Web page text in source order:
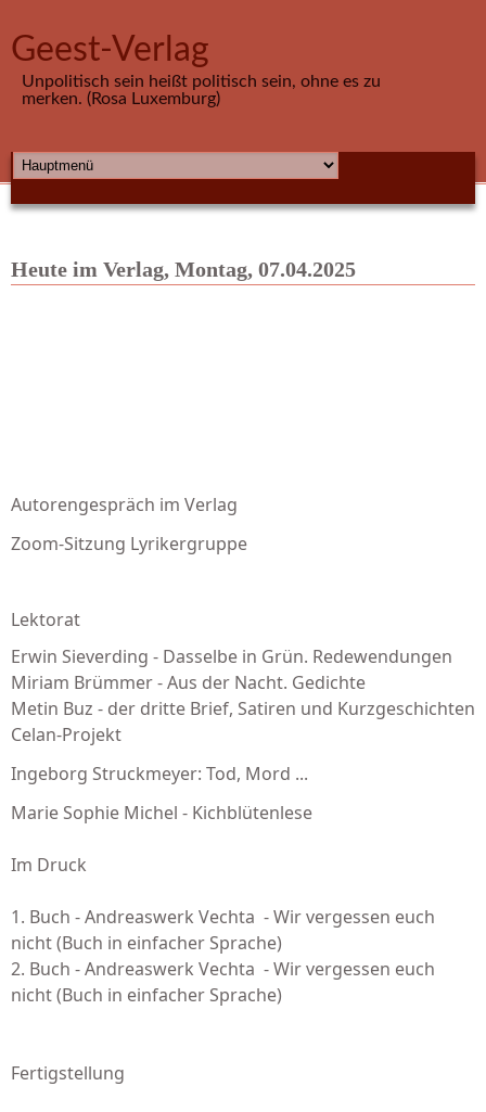
Geest-Verlag
Unpolitisch sein heißt politisch sein, ohne es zu
merken. (Rosa Luxemburg)
HAUPTMENÜ
Heute im Verlag, Montag, 07.04.2025
Autorengespräch im Verlag
Zoom-Sitzung Lyrikergruppe
Lektorat
Erwin Sieverding - Dasselbe in Grün. Redewendungen
Miriam Brümmer - Aus der Nacht. Gedichte
Metin Buz - der dritte Brief, Satiren und Kurzgeschichten
Celan-Projekt
Ingeborg Struckmeyer: Tod, Mord ...
Marie Sophie Michel - Kichblütenlese
Im Druck
1. Buch - Andreaswerk Vechta - Wir vergessen euch
nicht (Buch in einfacher Sprache)
2. Buch - Andreaswerk Vechta - Wir vergessen euch
nicht (Buch in einfacher Sprache)
Fertigstellung